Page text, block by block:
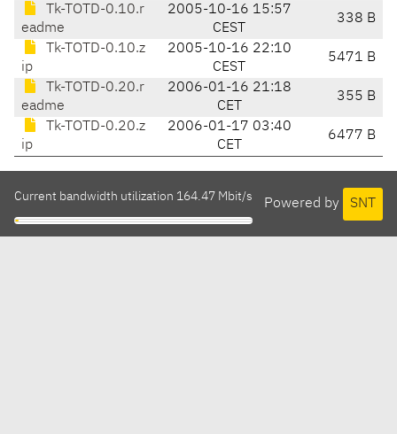
Tk-TOTD-0.10.r
eadme
2005-10-16 15:57
CEST
338 B
Tk-TOTD-0.10.z
ip
2005-10-16 22:10
CEST
5471 B
Tk-TOTD-0.20.r
eadme
2006-01-16 21:18
CET
355 B
Tk-TOTD-0.20.z
ip
2006-01-17 03:40
CET
6477 B
Powered by SNT
Current bandwidth utilization 164.47 Mbit/s